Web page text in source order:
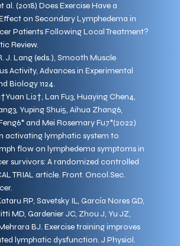
al. (2018) Does Exercise Have a
on Secondary Lymphedema in
Patients Following Local Treatment?
Review.
J. Lang (eds.), Smooth Muscle
Activity, Advances in Experimental
Biology 1124.
Li2†, Lan Fu3, Huaying Chen4,
Yuping Shui5, Aihua Zhang6,
and Mei Rosemary Fu7*(2022)
activating lymphatic system to
flow on lymphedema symptoms in
survivors: A randomized controlled
TRIAL article. Front. Oncol.Sec.
RP, Savetsky IL, García Nores GD,
MD, Gardenier JC, Zhou J, Yu JZ,
BJ. Exercise training improves
lymphatic dysfunction. J Physiol.